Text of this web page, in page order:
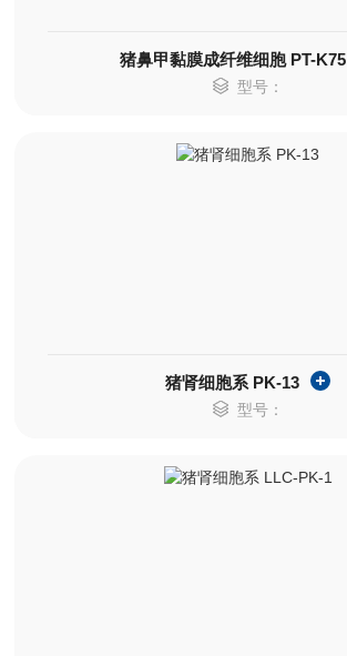
猪鼻甲黏膜成纤维细胞 PT-K75
型号：
猪肾细胞系 PK-13
型号：